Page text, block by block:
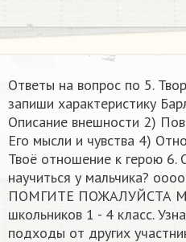
Ответы на вопрос по 5.
запиши характеристику
Описание внешности 2)
Его мысли и чувства 4)
Твоё отношение к герою
научиться у мальчика?
ПОМГИТЕ ПОЖАЛУЙСТА
школьников 1 - 4 класс.
подходы от других